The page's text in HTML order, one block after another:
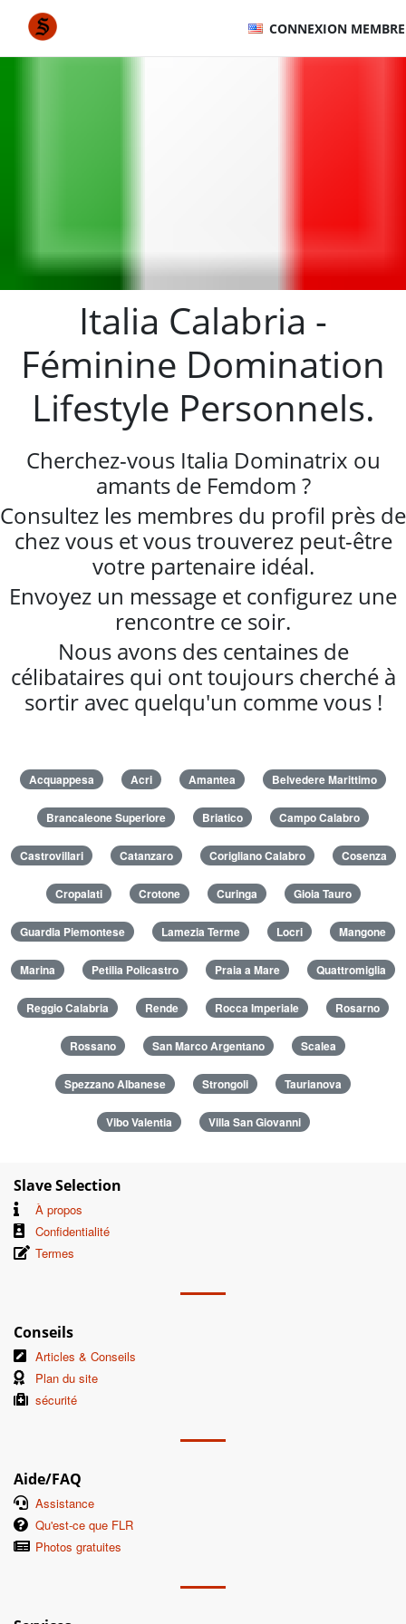
CONNEXION MEMBRE
Italia Calabria -
Féminine Domination
Lifestyle Personnels.
Cherchez-vous Italia Dominatrix ou
amants de Femdom ?
Consultez les membres du profil près de
chez vous et vous trouverez peut-être
votre partenaire idéal.
Envoyez un message et configurez une
rencontre ce soir.
Nous avons des centaines de
célibataires qui ont toujours cherché à
sortir avec quelqu'un comme vous !
Acquappesa Acri Amantea Belvedere Marittimo
Brancaleone Superiore Briatico Campo Calabro
Castrovillari Catanzaro Corigliano Calabro Cosenza
Cropalati Crotone Curinga Gioia Tauro
Guardia Piemontese Lamezia Terme Locri Mangone
Marina Petilia Policastro Praia a Mare Quattromiglia
Reggio Calabria Rende Rocca Imperiale Rosarno
Rossano San Marco Argentano Scalea
Spezzano Albanese Strongoli Taurianova
Vibo Valentia Villa San Giovanni
Slave Selection
À propos
Confidentialité
Termes
Conseils
Articles & Conseils
Plan du site
sécurité
Aide/FAQ
Assistance
Qu'est-ce que FLR
Photos gratuites